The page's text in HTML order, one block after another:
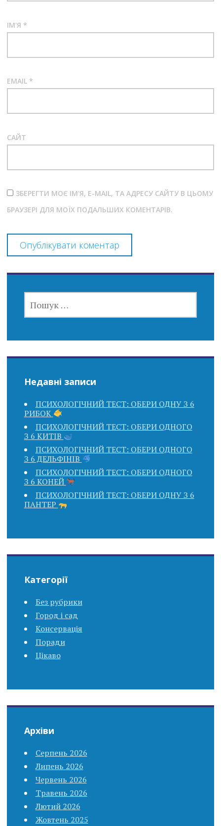
ІМ'Я *
EMAIL *
САЙТ
ЗБЕРЕГТИ МОЄ ІМ'Я, E-MAIL, ТА АДРЕСУ САЙТУ В ЦЬОМУ
БРАУЗЕРІ ДЛЯ МОЇХ ПОДАЛЬШИХ КОМЕНТАРІВ.
Недавні записи
ПСИХОЛОГІЧНИЙ ТЕСТ: ОБЕРИ ОДНУ З 6
РИБОК
ПСИХОЛОГІЧНИЙ ТЕСТ: ОБЕРИ ОДНОГО
З 6 КИТІВ
ПСИХОЛОГІЧНИЙ ТЕСТ: ОБЕРИ ОДНОГО
З 6 ДЕЛЬФІНІВ
ПСИХОЛОГІЧНИЙ ТЕСТ: ОБЕРИ ОДНОГО
З 6 КОНЕЙ
ПСИХОЛОГІЧНИЙ ТЕСТ: ОБЕРИ ОДНУ З 6
ПАНТЕР
Категорії
Без рубрики
Город і сад
Консервація
Поради
Цікаво
Архіви
Серпень 2026
Липень 2026
Червень 2026
Травень 2026
Лютий 2026
Жовтень 2025